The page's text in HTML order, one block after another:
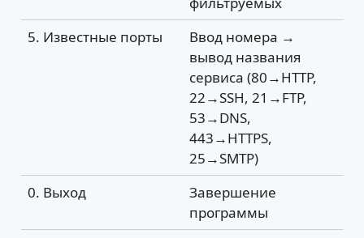
5. Известные порты
Ввод номера →
вывод названия
сервиса (80→HTTP,
22→SSH, 21→FTP,
53→DNS,
443→HTTPS,
25→SMTP)
0. Выход
Завершение
программы